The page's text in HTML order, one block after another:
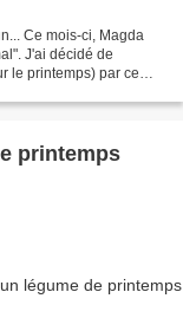
Ce mois-ci, Magda
J'ai décidé de
le printemps) par ce
printemps